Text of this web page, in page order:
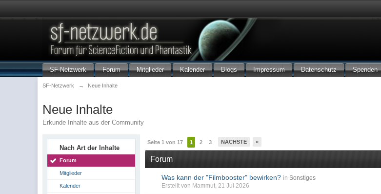
SF-Netzwerk Forum Mitglieder Kalender Blogs Impressum Datenschutz Spenden
SF-Netzwerk → Neue Inhalte
Neue Inhalte
Erkunde Inhalte aus der Community
Nach Art der Inhalte
Forum
Mitglieder
Kalender
Seite 1 von 17 1 2 3 NÄCHSTE »
Forum
Was kann der "Filmbooster" bewirken? in Sonstiges
Erstellt von Mammut, 21 Jul 2026